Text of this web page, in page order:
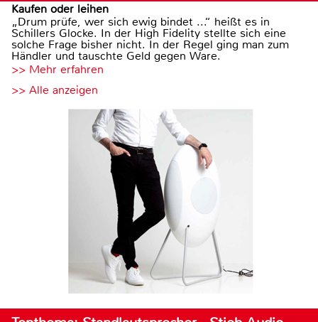
Kaufen oder leihen
„Drum prüfe, wer sich ewig bindet ...“ heißt es in
Schillers Glocke. In der High Fidelity stellte sich eine
solche Frage bisher nicht. In der Regel ging man zum
Händler und tauschte Geld gegen Ware.
>> Mehr erfahren
>> Alle anzeigen